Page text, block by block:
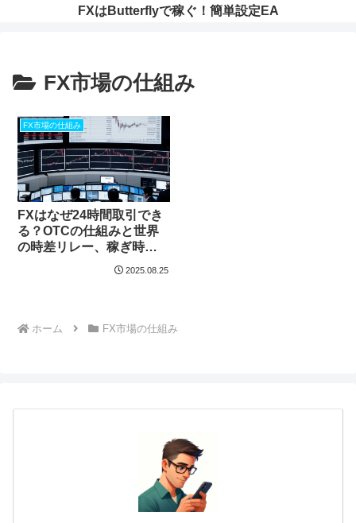
FXはButterflyで稼ぐ！簡単設定EA
FX市場の仕組み
FX市場の仕組み
FXはなぜ24時間取引でき
る？OTCの仕組みと世界
の時差リレー、稼ぎ時の
セッション攻略と24時間
特有リスク対策をプロが
2025.08.25
ホーム FX市場の仕組み